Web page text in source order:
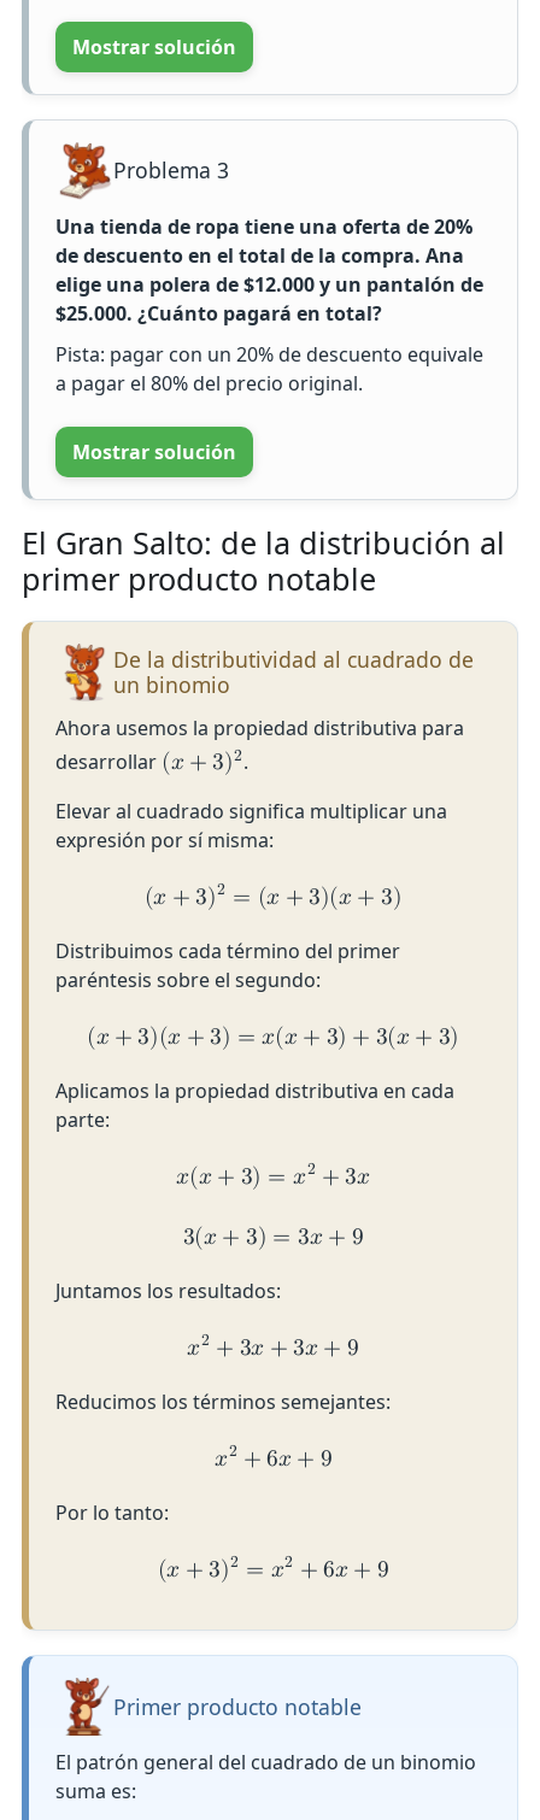
Mostrar solución
Problema 3
Una tienda de ropa tiene una oferta de 20%
de descuento en el total de la compra. Ana
elige una polera de $12.000 y un pantalón de
$25.000. ¿Cuánto pagará en total?
Pista: pagar con un 20% de descuento equivale
a pagar el 80% del precio original.
Mostrar solución
El Gran Salto: de la distribución al
primer producto notable
De la distributividad al cuadrado de
un binomio
Ahora usemos la propiedad distributiva para
desarrollar (𝑥+3)2.
Elevar al cuadrado significa multiplicar una
expresión por sí misma:
(𝑥 +3)2 = (𝑥 +3)(𝑥+ 3)
Distribuimos cada término del primer
paréntesis sobre el segundo:
(𝑥+3)(𝑥 +3) = 𝑥(𝑥+ 3) + 3(𝑥+ 3)
Aplicamos la propiedad distributiva en cada
parte:
𝑥(𝑥+ 3) = 𝑥2 +3𝑥
3(𝑥+ 3) = 3𝑥+ 9
Juntamos los resultados:
𝑥2 + 3𝑥 +3𝑥+ 9
Reducimos los términos semejantes:
𝑥2 +6𝑥+ 9
Por lo tanto:
(𝑥 +3)2 = 𝑥2 +6𝑥+ 9
Primer producto notable
El patrón general del cuadrado de un binomio
suma es: